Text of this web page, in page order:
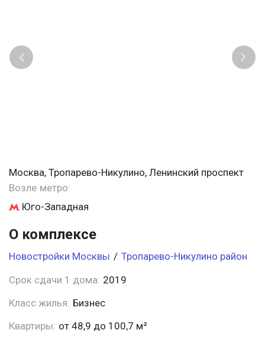
Москва, Тропарево-Никулино, Ленинский проспект
Возле метро:
Юго-Западная
О комплексе
Новостройки Москвы / Тропарево-Никулино район
Срок сдачи 1 дома: 2019
Класс жилья: Бизнес
Квартиры: от 48,9 до 100,7 м²